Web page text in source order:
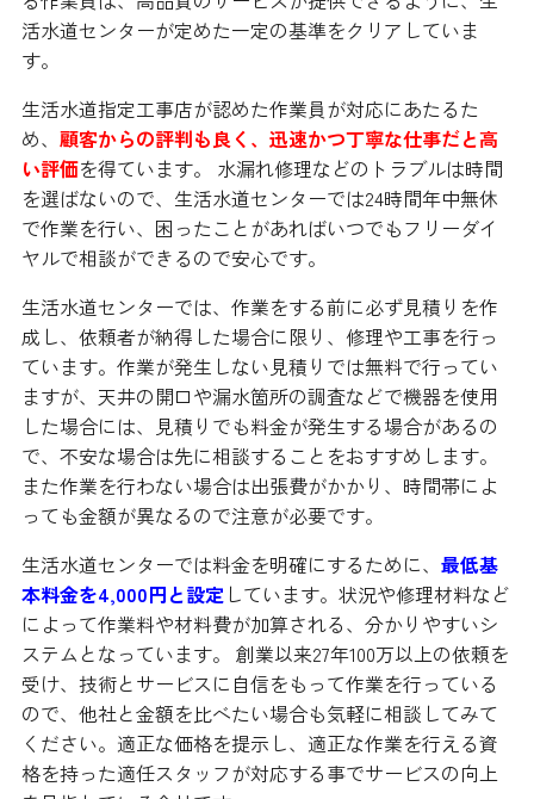
活水道センターが定めた一定の基準をクリアしていま
す。
生活水道指定工事店が認めた作業員が対応にあたるた
め、 顧客からの評判も良く、迅速かつ丁寧な仕事だと高
い評価を得ています。 水漏れ修理などのトラブルは時間
を選ばないので、生活水道センターでは24時間年中無休
で作業を行い、困ったことがあればいつでもフリーダイ
ヤルで相談ができるので安心です。
生活水道センターでは、作業をする前に必ず見積りを作
成し、依頼者が納得した場合に限り、修理や工事を行っ
ています。作業が発生しない見積りでは無料で行ってい
ますが、天井の開口や漏水箇所の調査などで機器を使用
した場合には、見積りでも料金が発生する場合があるの
で、不安な場合は先に相談することをおすすめします。
また作業を行わない場合は出張費がかかり、時間帯によ
っても金額が異なるので注意が必要です。
生活水道センターでは料金を明確にするために、 最低基
本料金を4,000円と設定しています。状況や修理材料など
によって作業料や材料費が加算される、分かりやすいシ
ステムとなっています。 創業以来27年100万以上の依頼を
受け、技術とサービスに自信をもって作業を行っている
ので、他社と金額を比べたい場合も気軽に相談してみて
ください。適正な価格を提示し、適正な作業を行える資
格を持った適任スタッフが対応する事でサービスの向上